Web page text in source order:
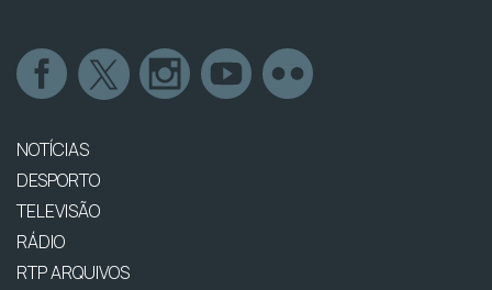
NOTÍCIAS
DESPORTO
TELEVISÃO
RÁDIO
RTP ARQUIVOS